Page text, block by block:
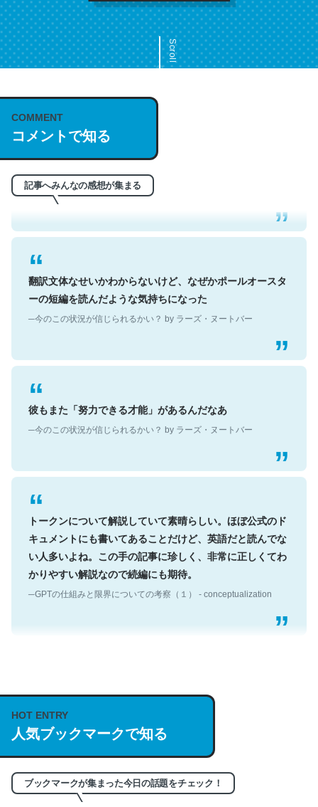
Scroll
COMMENT
コメントで知る
記事へみんなの感想が集まる
これは名文。彼はとてもクレバーなんだろうなと凄く思
う。英語少しでも読める人は原文もお勧め。自分はこの流
れ好き。Let’s Fucking Go. Then Covid hit. Shit.
─今のこの状況が信じられるかい？ by ラーズ・ヌートバー
翻訳文体なせいかわからないけど、なぜかポールオースタ
ーの短編を読んだような気持ちになった
彼もまた「努力できる才能」があるんだなあ
トークンについて解説していて素晴らしい。ほぼ公式のド
キュメントにも書いてあることだけど、英語だと読んでな
い人多いよね。この手の記事に珍しく、非常に正しくてわ
かりやすい解説なので続編にも期待。
説してる記事が少ないので貴重な良記事。/続編来た
https://isobe324649.hatenablog.com/entry/2023/03/27
/064121
─GPTの仕組みと限界についての考察（１） - conceptualization
HOT ENTRY
人気ブックマークで知る
ブックマークが集まった今日の話題をチェック！